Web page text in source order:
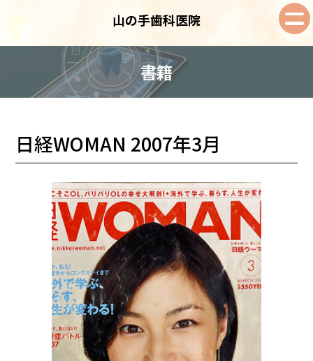
山の手歯科医院
書籍
日経WOMAN 2007年3月